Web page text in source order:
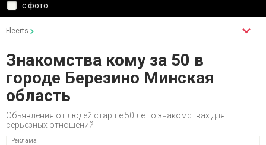
с фото
Fleerts
Знакомства кому за 50 в
городе Березино Минская
область
Объявления от людей старше 50 лет о знакомствах для
серьезных отношений